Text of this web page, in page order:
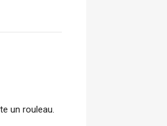
un rouleau.